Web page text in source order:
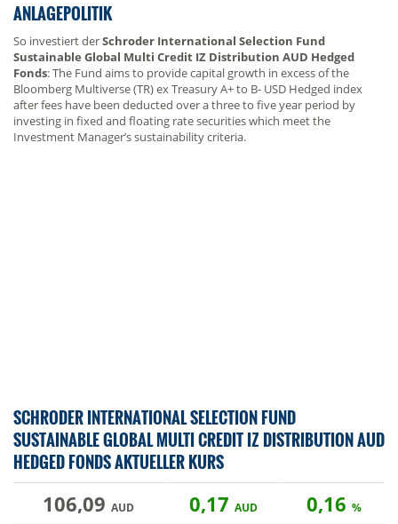
ANLAGEPOLITIK
So investiert derSchroder International Selection Fund
Sustainable Global Multi Credit IZ Distribution AUD Hedged
Fonds: The Fund aims to provide capital growth in excess of the
Bloomberg Multiverse (TR) ex Treasury A+ to B- USD Hedged index
after fees have been deducted over a three to five year period by
investing in fixed and floating rate securities which meet the
Investment Manager’s sustainability criteria.
SCHRODER INTERNATIONAL SELECTION FUND
SUSTAINABLE GLOBAL MULTI CREDIT IZ DISTRIBUTION AUD
HEDGED FONDS AKTUELLER KURS
106,09 AUD 0,17 AUD 0,16 %